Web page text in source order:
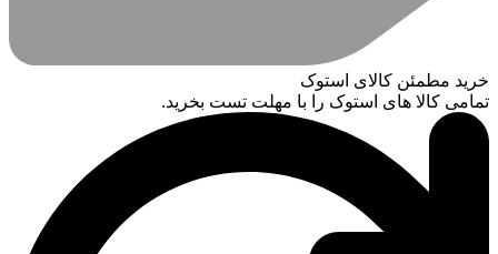
خرید مطمئن کالای استوک
تمامی کالا های استوک را با مهلت تست بخرید.